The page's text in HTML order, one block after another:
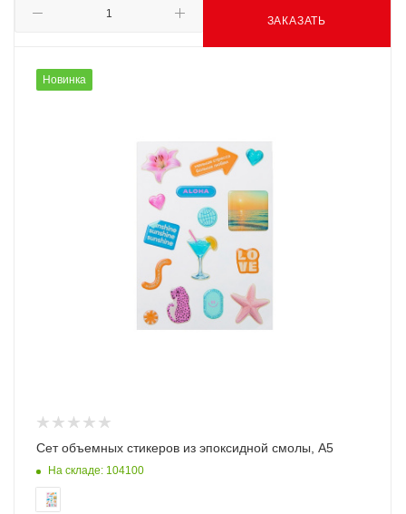
ЗАКАЗАТЬ
Новинка
Сет объемных стикеров из эпоксидной смолы, А5
На складе: 104100